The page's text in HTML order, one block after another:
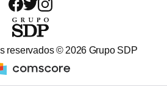
reservados © 2026 Grupo SDP